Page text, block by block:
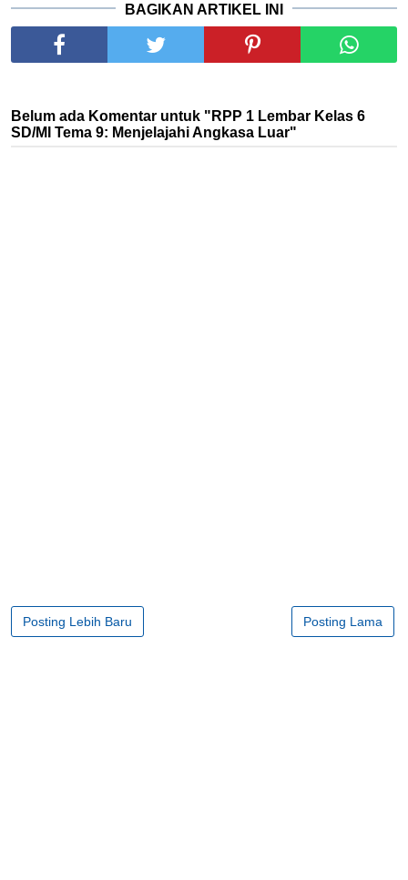
BAGIKAN ARTIKEL INI
Belum ada Komentar untuk "RPP 1 Lembar Kelas 6
SD/MI Tema 9: Menjelajahi Angkasa Luar"
Posting Lebih Baru Posting Lama